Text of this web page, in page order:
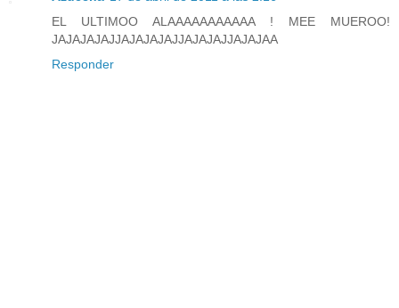
EL ULTIMOO ALAAAAAAAAAAA ! MEE MUEROO!
JAJAJAJAJJAJAJAJAJJAJAJAJJAJAJAA
Responder